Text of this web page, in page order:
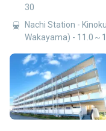
30
Nachi Station -
Wakayama) - 11.0～